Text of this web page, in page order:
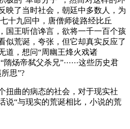
映了当时社会，朝廷中多数人，为
十九回中，唐僧师徒路经比丘
国王听信谗言，欲将一千一百个孩
似荒诞，夸张，但它却真实反应了
道，想问“周幽王烽火戏诸
炀帝弑父杀兄”······这些历史君
思”?
扭曲的病态的社会，对于现实社
说“与现实的荒诞相比，小说的荒